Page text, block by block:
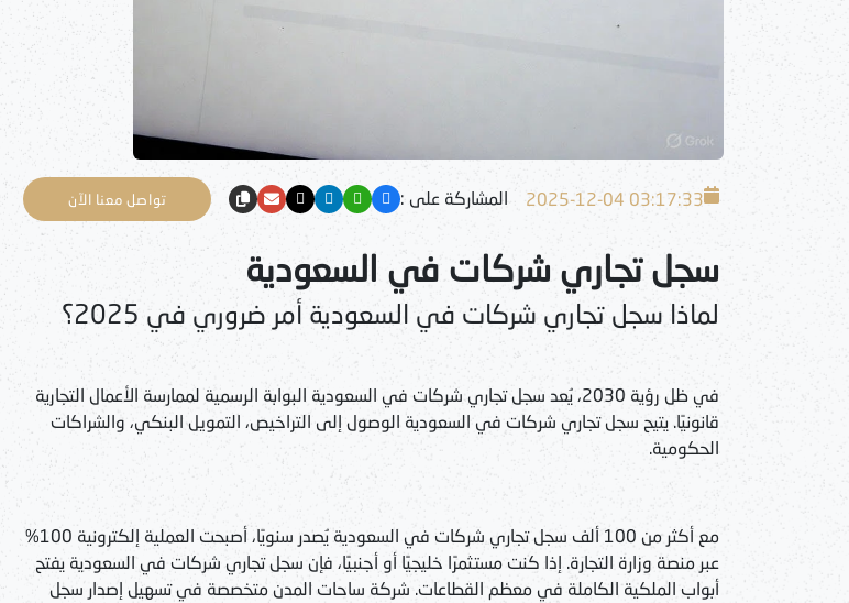
2025-12-04 03:17:33 المشاركة على : تواصل معنا الآن
سجل تجاري شركات في السعودية
لماذا سجل تجاري شركات في السعودية أمر ضروري في 2025؟
في ظل رؤية 2030، يُعد سجل تجاري شركات في السعودية البوابة الرسمية لممارسة الأعمال التجارية
قانونيًا. يتيح سجل تجاري شركات في السعودية الوصول إلى التراخيص، التمويل البنكي، والشراكات
الحكومية.
مع أكثر من 100 ألف سجل تجاري شركات في السعودية يُصدر سنويًا، أصبحت العملية إلكترونية 100%
عبر منصة وزارة التجارة. إذا كنت مستثمرًا خليجيًا أو أجنبيًا، فإن سجل تجاري شركات في السعودية يفتح
أبواب الملكية الكاملة في معظم القطاعات. شركة ساحات المدن متخصصة في تسهيل إصدار سجل